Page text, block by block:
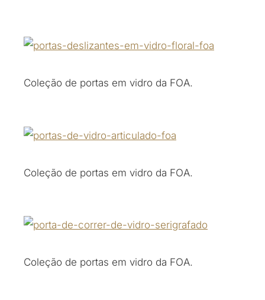
Coleção de portas em vidro da FOA.
Coleção de portas em vidro da FOA.
Coleção de portas em vidro da FOA.